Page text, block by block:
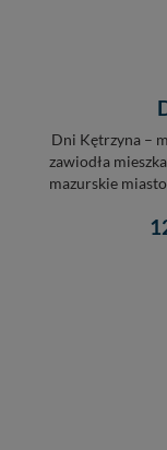
Dni Kętrzyna –
zawiodła
mazurskie